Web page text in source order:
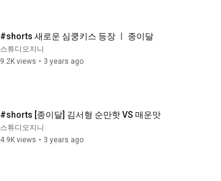
#shorts 새로운 심쿵키스 등장 ㅣ 종이달
스튜디오지니
9.2K views • 3 years ago
#shorts [종이달] 김서형 순만핫 VS 매운맛
스튜디오지니
4.9K views • 3 years ago